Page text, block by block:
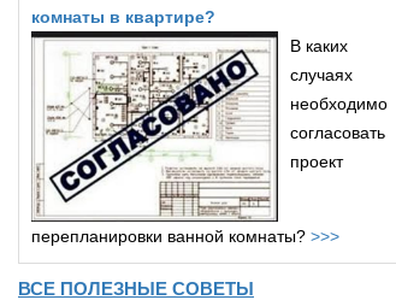
комнаты в квартире?
В каких
случаях
необходимо
согласовать
проект
перепланировки ванной комнаты? >>>
ВСЕ ПОЛЕЗНЫЕ СОВЕТЫ